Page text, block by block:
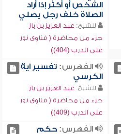
الشخص أو أكثر إذا أراد
الصلاة خلف رجل يصلي
للشيخ: عبد العزيز بن باز
جزء من محاضرة ( فتاوى نور
على الدرب (404))
الفهرس: تفسير آية
الكرسي
للشيخ: عبد العزيز بن باز
جزء من محاضرة ( فتاوى نور
على الدرب (409))
الفهرس:حكم